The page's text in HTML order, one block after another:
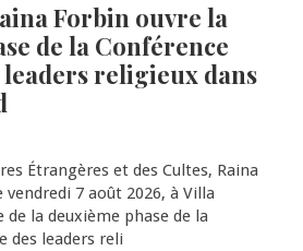
Forbin ouvre la
de la Conférence
religieux dans
Étrangères et des Cultes, Raina
vendredi 7 août 2026, à Villa
de la deuxième phase de la
des leaders reli